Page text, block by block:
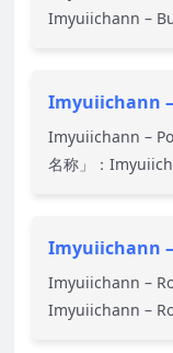
Imyuiichann –
Imyuiichann
Imyuiichann –
名称」：
Imyuiichann
Imyuiichann –
Imyuiichann –